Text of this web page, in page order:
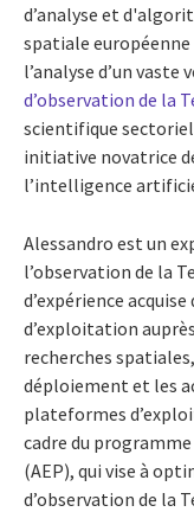
d’analyse et
spatiale européenne
l’analyse d’un vaste
d’observation de la
scientifique sectoriel
initiative novatrice
l’intelligence
Alessandro est un
l’observation de la
d’expérience
d’exploitation
recherches
déploiement et les
plateformes
cadre du
(AEP), qui vise à
d’observation de la